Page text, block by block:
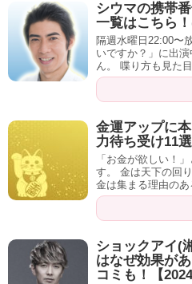
シルバー ペンダントトップ
五芒星｜安倍晴明｜蘆屋道
陰陽師｜九字護身法｜三重
摩｜鳥羽｜相差｜和柄【送
Amazon 楽天市場
シウマの携帯
一覧はこちら
隔週水曜日22:00〜
いですか？」に出
ん。 喋り方も見た
金運アップに
力待ち受け11
「お金が欲しい！
す。 金は天下の回
金は集まる理由の
ショックアイ(
はなぜ効果が
コミも！【2024